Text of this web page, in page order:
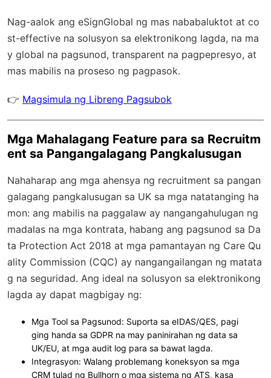
Nag-aalok ang eSignGlobal ng mas nababaluktot at co
st-effective na solusyon sa elektronikong lagda, na ma
y global na pagsunod, transparent na pagpepresyo, at
mas mabilis na proseso ng pagpasok.
👉 Magsimula ng Libreng Pagsubok
Mga Mahalagang Feature para sa Recruitm
ent sa Pangangalagang Pangkalusugan
Nahaharap ang mga ahensya ng recruitment sa pangan
galagang pangkalusugan sa UK sa mga natatanging ha
mon: ang mabilis na paggalaw ay nangangahulugan ng
madalas na mga kontrata, habang ang pagsunod sa Da
ta Protection Act 2018 at mga pamantayan ng Care Qu
ality Commission (CQC) ay nangangailangan ng matata
g na seguridad. Ang ideal na solusyon sa elektronikong
lagda ay dapat magbigay ng:
Mga Tool sa Pagsunod: Suporta sa eIDAS/QES, pagi
ging handa sa GDPR na may paninirahan ng data sa
UK/EU, at mga audit log para sa bawat lagda.
Integrasyon: Walang problemang koneksyon sa mga
CRM tulad ng Bullhorn o mga sistema ng ATS, kasa